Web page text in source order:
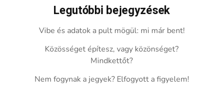
Legutóbbi bejegyzések
Vibe és adatok a pult mögül: mi már bent!
Közösséget építesz, vagy közönséget?
Mindkettőt?
Nem fogynak a jegyek? Elfogyott a figyelem!